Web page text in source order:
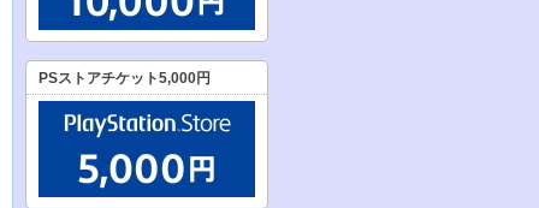
PSストアチケット5,000円